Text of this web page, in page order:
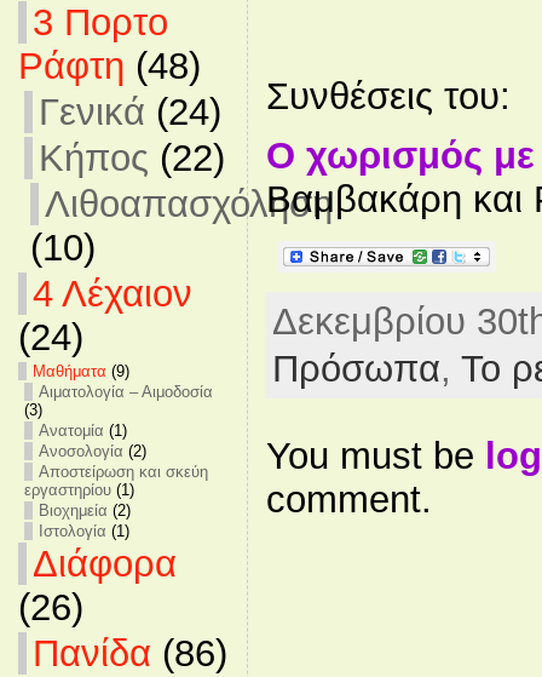
3 Πορτο
Ράφτη (48)
Γενικά (24)
Κήπος (22)
Λιθοαπασχόληση
(10)
4 Λέχαιον
(24)
Mαθήματα (9)
Αιματολογία – Αιμοδοσία
(3)
Ανατομία (1)
Ανοσολογία (2)
Αποστείρωση και σκεύη
εργαστηρίου(1)
Βιοχημεία (2)
Ιστολογία (1)
Διάφορα
(26)
Πανίδα (86)
Συνθέσεις του:
Ο χωρισμός
Βαμβακάρη και
Δεκεμβρίου
Πρόσωπα, Το
You must be
comment.